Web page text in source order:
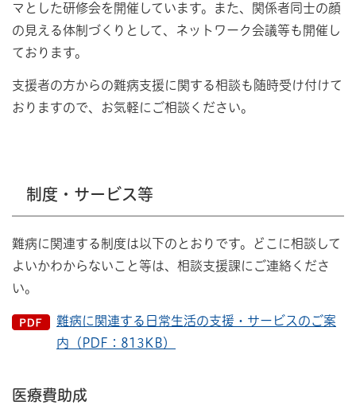
マとした研修会を開催しています。また、関係者同士の顔
の見える体制づくりとして、ネットワーク会議等も開催し
ております。
支援者の方からの難病支援に関する相談も随時受け付けて
おりますので、お気軽にご相談ください。
制度・サービス等
難病に関連する制度は以下のとおりです。どこに相談して
よいかわからないこと等は、相談支援課にご連絡くださ
い。
難病に関連する日常生活の支援・サービスのご案
内（PDF：813KB）
医療費助成